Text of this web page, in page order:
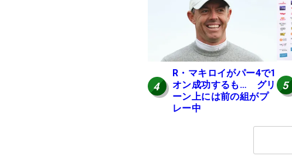
4
R・マキロイがパー4で1
オン成功するも… グリ
ーン上には前の組がプ
レー中
5